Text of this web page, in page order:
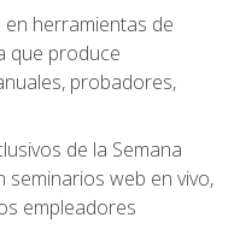
en herramientas de
que produce
probadores,
de la Semana
seminarios web en vivo,
empleadores